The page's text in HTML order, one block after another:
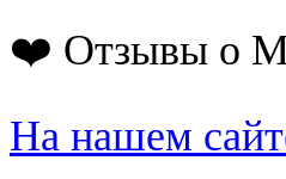
❤️ Отзывы о
На нашем